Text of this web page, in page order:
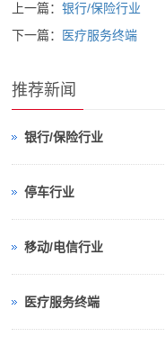
上一篇：银行/保险行业
下一篇： 医疗服务终端
推荐新闻
银行/保险行业
停车行业
移动/电信行业
医疗服务终端